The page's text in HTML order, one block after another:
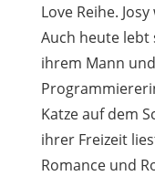
Love Reihe.
Auch heute
ihrem Mann
Katze auf dem
ihrer Freizeit
Romance und